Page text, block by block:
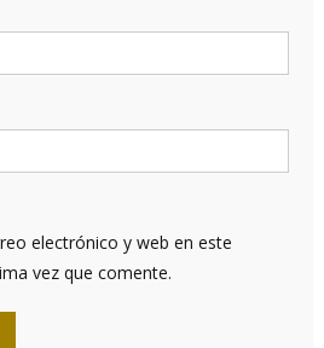
electrónico y web en este
vez que comente.